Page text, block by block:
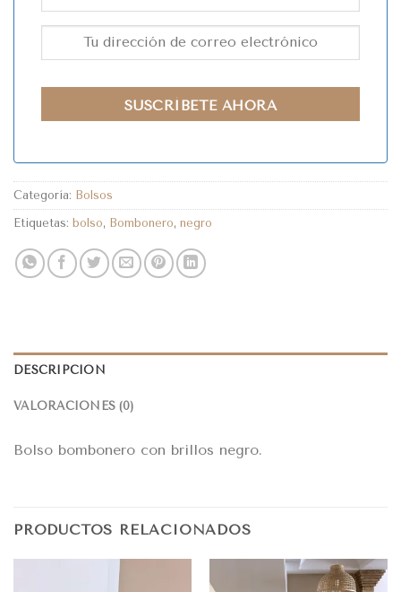
SUSCRÍBETE AHORA
Categoría: Bolsos
Etiquetas: bolso, Bombonero, negro
DESCRIPCIÓN
VALORACIONES (0)
Bolso bombonero con brillos negro.
PRODUCTOS RELACIONADOS